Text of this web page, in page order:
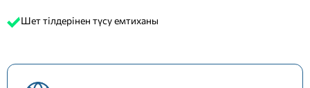
Шет тілдерінен түсу емтиханы